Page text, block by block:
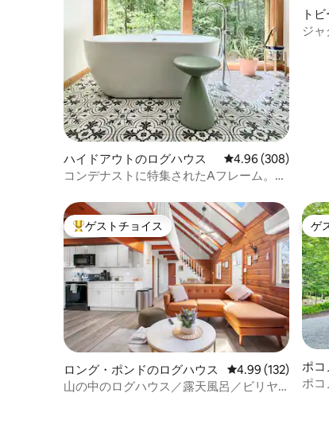
ハイドアウトのログハウス レビュー308件、5
4.96 (308)
コンデナストに特集されたAフレーム。ジ
ト
ジ
大好評のゲストチョイスです。
ゲストチョイス
ロング・ポンドのログハウス レビュー132件、5
4.99 (132)
山の中のログハウス／露天風呂／ビリヤ
ゲ
ゲ
ポコ
ス
ポコ